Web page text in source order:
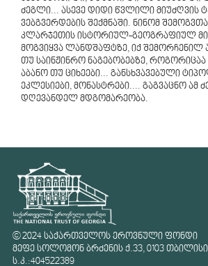
ძეგლი... ასევე დიდი წვლილი მიუძღვის
ვებგვერდების შექმნაში. ნინომ
კლარჯეთის ისტორიულ-გეოგრაფიულ
მოგვიყვა ლანდშაფტზე, იქ
თუ საინჟინრო ნაგებობებზე, როგორიცაა
აბანო თუ ციხეები... განსხვავებული
ეკლესიები, მონასტრები.... გაგვაცნო ამ
დღევანდელ მდგომარეობა.
© 2024 საქართველოს ეროვნული ფონდი
მეფე სოლომონ ბრძენის ქ.33, 0103
ს.კ.:404522389